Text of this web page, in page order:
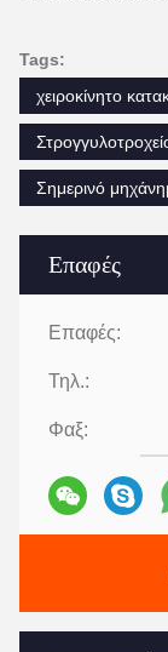
Επαφές
Επαφές:
Τηλ.:
Φαξ:
Tags:
χειροκίνητο
Σημερινό